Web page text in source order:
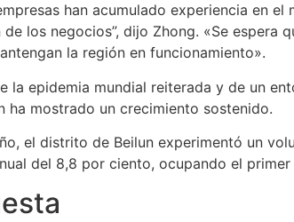
han acumulado experiencia en
los negocios”, dijo Zhong. «Se espera
la región en funcionamiento».
la epidemia mundial reiterada y de un
mostrado un crecimiento sostenido.
el distrito de Beilun experimentó un
del 8,8 por ciento, ocupando el